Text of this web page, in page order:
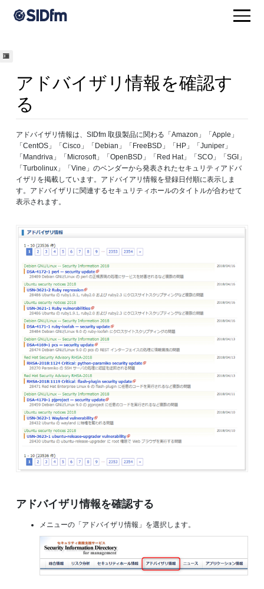
アドバイザリ情報を確認す
る
アドバイザリ情報は、SIDfm 取扱製品に関わる「Amazon」「Apple」
「CentOS」「Cisco」「Debian」「FreeBSD」「HP」「Juniper」
「Mandriva」「Microsoft」「OpenBSD」「Red Hat」「SCO」「SGI」
「Turbolinux」「Vine」のベンダーから発表されたセキュリティアドバ
イザリを掲載しています。アドバイアリ情報を登録日付順に表示しま
す。アドバイザリに関連するセキュリティホールのタイトルが合わせて
表示されます。
アドバイザリ情報を確認する
メニューの「アドバイザリ情報」を選択します。